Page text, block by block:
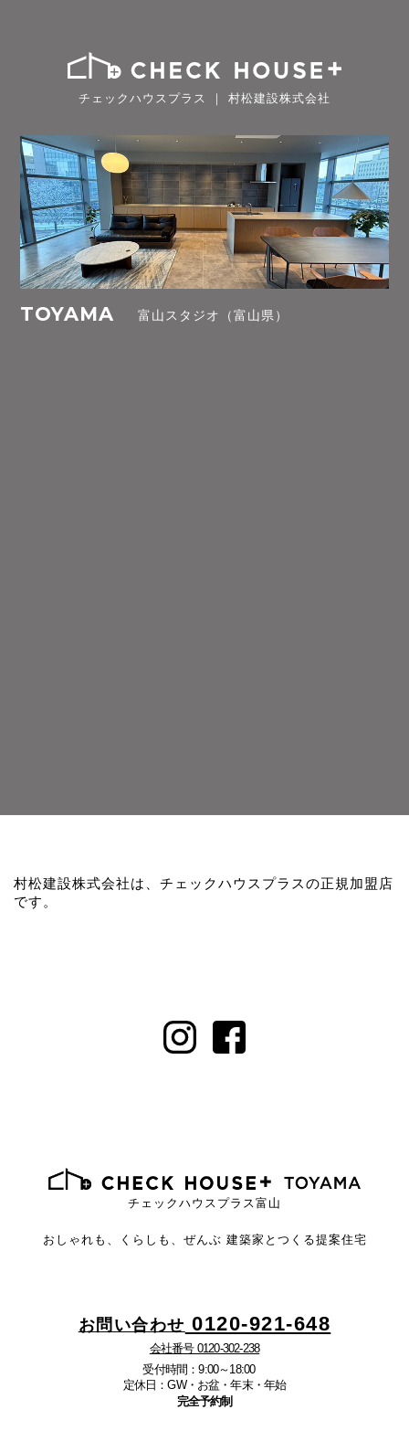
チェックハウスプラス ｜ 村松建設株式会社
TOYAMA 富山スタジオ（富山県）
村松建設株式会社は、チェックハウスプラスの正規加盟店
です。
チェックハウスプラス富山
おしゃれも、くらしも、ぜんぶ 建築家とつくる提案住宅
お問い合わせ 0120-921-648
会社番号 0120-302-238
受付時間：9:00～18:00
定休日：GW・お盆・年末・年始
完全予約制